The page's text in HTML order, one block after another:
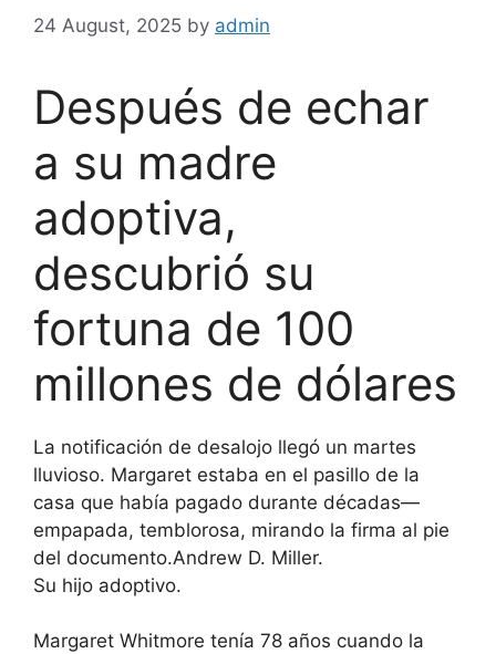
24 August, 2025 by admin
Después de echar
a su madre
adoptiva,
descubrió su
fortuna de 100
millones de dólares
La notificación de desalojo llegó un martes
lluvioso. Margaret estaba en el pasillo de la
casa que había pagado durante décadas—
empapada, temblorosa, mirando la firma al pie
del documento.Andrew D. Miller.
Su hijo adoptivo.
Margaret Whitmore tenía 78 años cuando la